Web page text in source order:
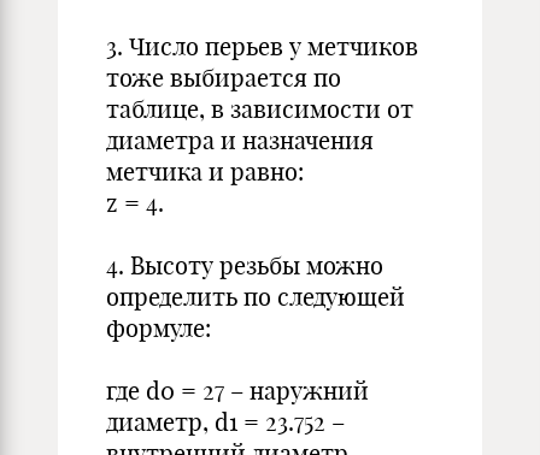
3. Число перьев у метчиков
тоже выбирается по
таблице, в зависимости от
диаметра и назначения
метчика и равно:
z = 4.
4. Высоту резьбы можно
определить по следующей
формуле:
где d0 = 27 – наружний
диаметр, d1 = 23.752 –